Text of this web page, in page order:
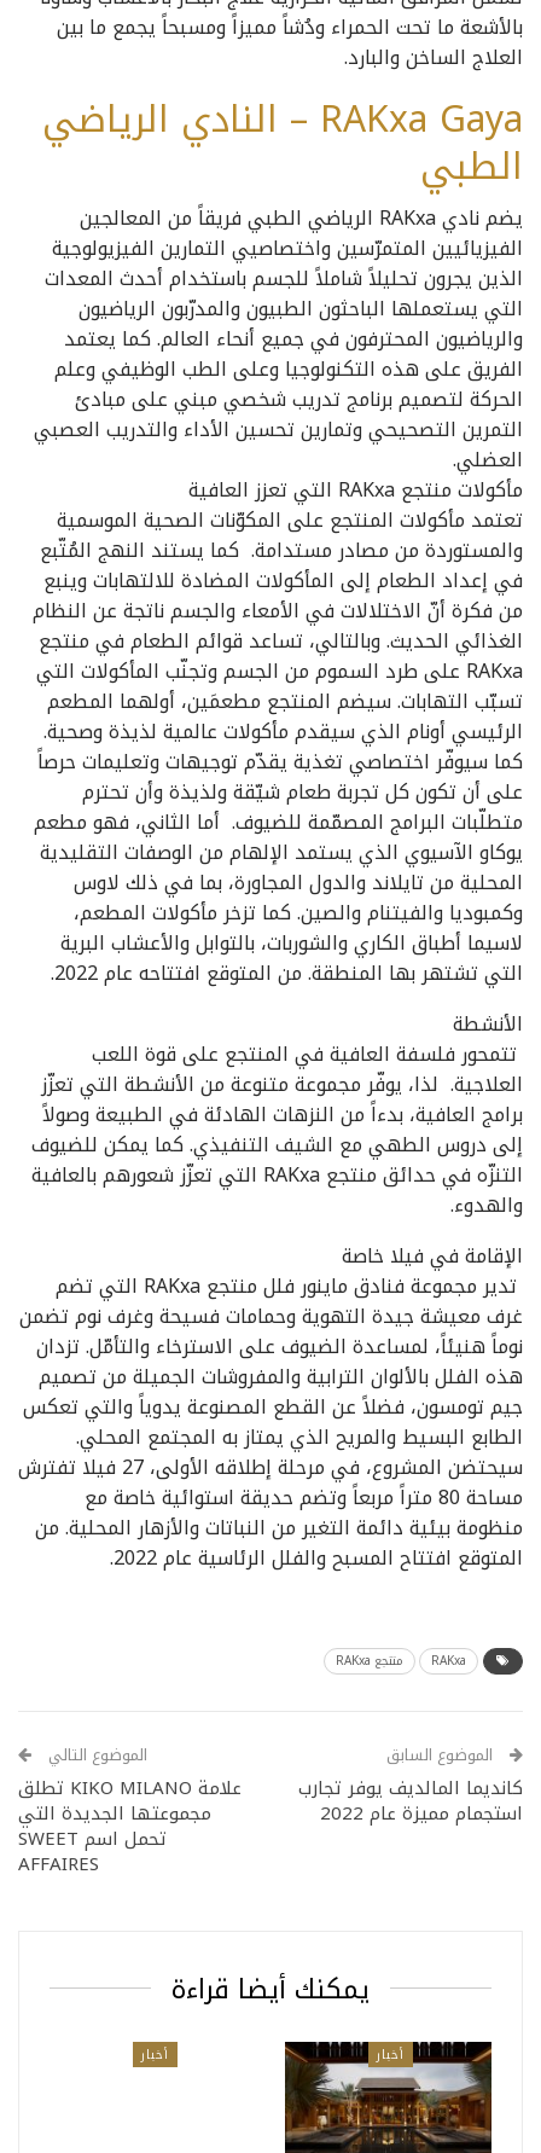
بالأشعة ما تحت الحمراء ودُشاً مميزاً ومسبحاً يجمع ما بين
العلاج الساخن والبارد.
RAKxa Gaya – النادي الرياضي
الطبي
يضم نادي RAKxa الرياضي الطبي فريقاً من المعالجين
الفيزيائيين المتمرّسين واختصاصيي التمارين الفيزيولوجية
الذين يجرون تحليلاً شاملاً للجسم باستخدام أحدث المعدات
التي يستعملها الباحثون الطبيون والمدرّبون الرياضيون
والرياضيون المحترفون في جميع أنحاء العالم. كما يعتمد
الفريق على هذه التكنولوجيا وعلى الطب الوظيفي وعلم
الحركة لتصميم برنامج تدريب شخصي مبني على مبادئ
التمرين التصحيحي وتمارين تحسين الأداء والتدريب العصبي
العضلي.
مأكولات منتجع RAKxa التي تعزز العافية
تعتمد مأكولات المنتجع على المكوّنات الصحية الموسمية
والمستوردة من مصادر مستدامة. كما يستند النهج المُتّبع
في إعداد الطعام إلى المأكولات المضادة للالتهابات وينبع
من فكرة أنّ الاختلالات في الأمعاء والجسم ناتجة عن النظام
الغذائي الحديث. وبالتالي، تساعد قوائم الطعام في منتجع
RAKxa على طرد السموم من الجسم وتجنّب المأكولات التي
تسبّب التهابات. سيضم المنتجع مطعمَين، أولهما المطعم
الرئيسي أونام الذي سيقدم مأكولات عالمية لذيذة وصحية.
كما سيوفّر اختصاصي تغذية يقدّم توجيهات وتعليمات حرصاً
على أن تكون كل تجربة طعام شيّقة ولذيذة وأن تحترم
متطلّبات البرامج المصمّمة للضيوف. أما الثاني، فهو مطعم
يوكاو الآسيوي الذي يستمد الإلهام من الوصفات التقليدية
المحلية من تايلاند والدول المجاورة، بما في ذلك لاوس
وكمبوديا والفيتنام والصين. كما تزخر مأكولات المطعم،
لاسيما أطباق الكاري والشوربات، بالتوابل والأعشاب البرية
التي تشتهر بها المنطقة. من المتوقع افتتاحه عام 2022.
الأنشطة
تتمحور فلسفة العافية في المنتجع على قوة اللعب
العلاجية. لذا، يوفّر مجموعة متنوعة من الأنشطة التي تعزّز
برامج العافية، بدءاً من النزهات الهادئة في الطبيعة وصولاً
إلى دروس الطهي مع الشيف التنفيذي. كما يمكن للضيوف
التنزّه في حدائق منتجع RAKxa التي تعزّز شعورهم بالعافية
والهدوء.
الإقامة في فيلا خاصة
تدير مجموعة فنادق ماينور فلل منتجع RAKxa التي تضم
غرف معيشة جيدة التهوية وحمامات فسيحة وغرف نوم تضمن
نوماً هنيئاً، لمساعدة الضيوف على الاسترخاء والتأمّل. تزدان
هذه الفلل بالألوان الترابية والمفروشات الجميلة من تصميم
جيم تومسون، فضلاً عن القطع المصنوعة يدوياً والتي تعكس
الطابع البسيط والمريح الذي يمتاز به المجتمع المحلي.
سيحتضن المشروع، في مرحلة إطلاقه الأولى، 27 فيلا تفترش
مساحة 80 متراً مربعاً وتضم حديقة استوائية خاصة مع
منظومة بيئية دائمة التغير من النباتات والأزهار المحلية. من
المتوقع افتتاح المسبح والفلل الرئاسية عام 2022.
RAKxa منتجع RAKxa
الموضوع السابق
كانديما المالديف يوفر تجارب
استجمام مميزة عام 2022
الموضوع التالي
علامة KIKO MILANO تطلق
مجموعتها الجديدة التي
تحمل اسم SWEET
AFFAIRES
يمكنك أيضا قراءة
أخبار أخبار